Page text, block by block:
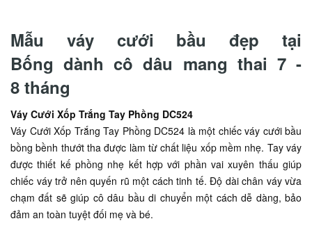
Mẫu váy cưới bầu đẹp tại
Bống dành cô dâu mang thai 7 -
8 tháng
Váy Cưới Xốp Trắng Tay Phồng DC524
Váy Cưới Xốp Trắng Tay Phồng DC524 là một chiếc váy cưới bầu
bồng bềnh thướt tha được làm từ chất liệu xốp mềm nhẹ. Tay váy
được thiết kế phồng nhẹ kết hợp với phần vai xuyên thấu giúp
chiếc váy trở nên quyến rũ một cách tinh tế. Độ dài chân váy vừa
chạm đất sẽ giúp cô dâu bầu di chuyển một cách dễ dàng, bảo
đảm an toàn tuyệt đối mẹ và bé.